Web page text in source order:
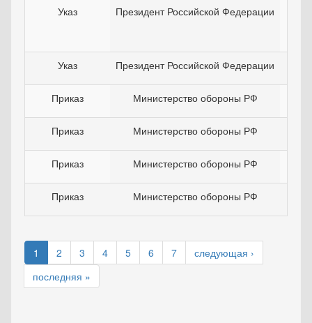
Указ Президент Российской Федерации
Указ Президент Российской Федерации
Приказ Министерство обороны РФ
Приказ Министерство обороны РФ
Приказ Министерство обороны РФ
Приказ Министерство обороны РФ
1 2 3 4 5 6 7
следующая ›
последняя »